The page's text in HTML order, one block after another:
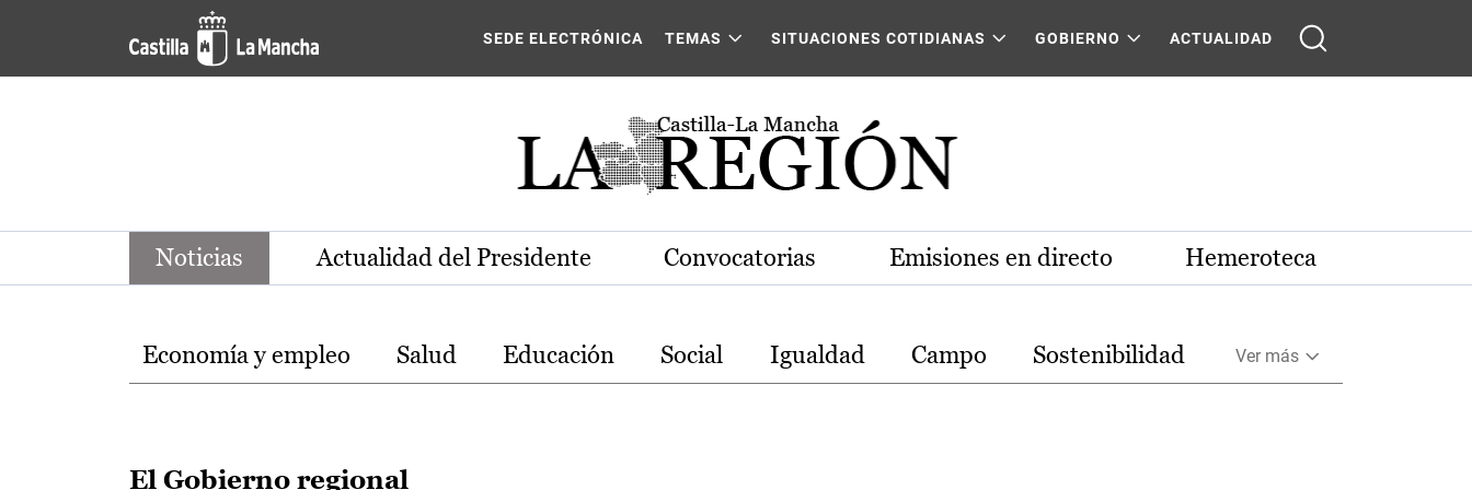
Pasar al contenido principal
Noticias de la región de Castilla-La Mancha
SEDE ELECTRÓNICA TEMAS SITUACIONES COTIDIANAS GOBIERNO ACTUALIDAD
Noticias Actualidad del Presidente Convocatorias Emisiones en directo Hemeroteca
Temas
Economía y empleo Salud Educación Social Igualdad Campo Sostenibilidad Ver más
El Gobierno regional